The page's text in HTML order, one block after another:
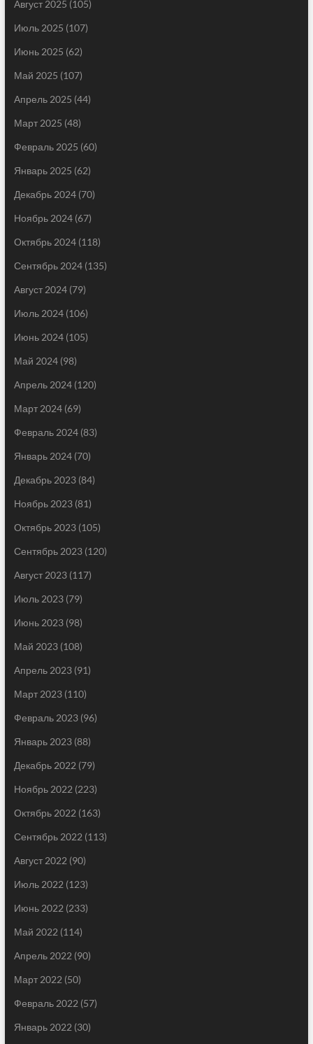
Август 2025 (105)
Июль 2025 (107)
Июнь 2025 (62)
Май 2025 (107)
Апрель 2025 (44)
Март 2025 (48)
Февраль 2025 (60)
Январь 2025 (62)
Декабрь 2024(70)
Ноябрь 2024(67)
Октябрь 2024(118)
Сентябрь 2024(135)
Август 2024(79)
Июль 2024(106)
Июнь 2024(105)
Май 2024(98)
Апрель 2024(120)
Март 2024(69)
Февраль 2024(83)
Январь 2024(70)
Декабрь 2023(84)
Ноябрь 2023(81)
Октябрь 2023(105)
Сентябрь 2023(120)
Август 2023(117)
Июль 2023(79)
Июнь 2023(98)
Май 2023(108)
Апрель 2023(91)
Март 2023(110)
Февраль 2023(96)
Январь 2023(88)
Декабрь 2022 (79)
Ноябрь 2022 (223)
Октябрь 2022 (163)
Сентябрь 2022 (113)
Август 2022 (90)
Июль 2022 (123)
Июнь 2022 (233)
Май 2022 (114)
Апрель 2022 (90)
Март 2022 (50)
Февраль 2022 (57)
Январь 2022 (30)